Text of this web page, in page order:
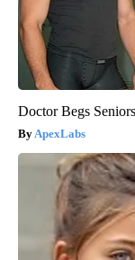
Doctor Begs
ApexLabs